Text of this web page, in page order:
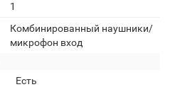
1
Комбинированный наушники/
микрофон вход
Есть